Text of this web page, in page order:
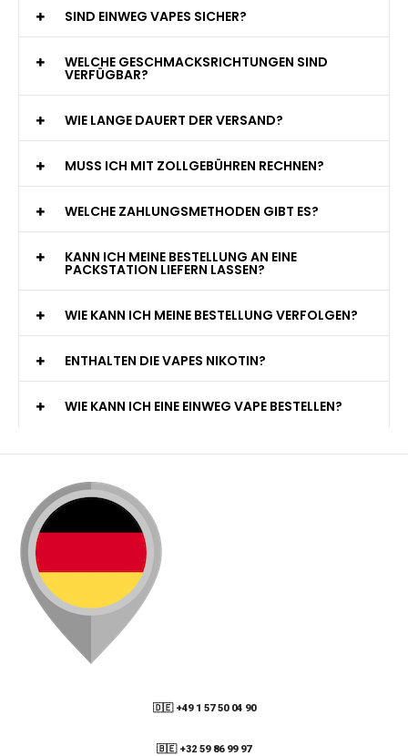
SIND EINWEG VAPES SICHER?
WELCHE GESCHMACKSRICHTUNGEN SIND
VERFÜGBAR?
WIE LANGE DAUERT DER VERSAND?
MUSS ICH MIT ZOLLGEBÜHREN RECHNEN?
WELCHE ZAHLUNGSMETHODEN GIBT ES?
KANN ICH MEINE BESTELLUNG AN EINE
PACKSTATION LIEFERN LASSEN?
WIE KANN ICH MEINE BESTELLUNG VERFOLGEN?
ENTHALTEN DIE VAPES NIKOTIN?
WIE KANN ICH EINE EINWEG VAPE BESTELLEN?
🇩🇪 +49 1 57 50 04 90
🇧🇪 +32 59 86 99 97